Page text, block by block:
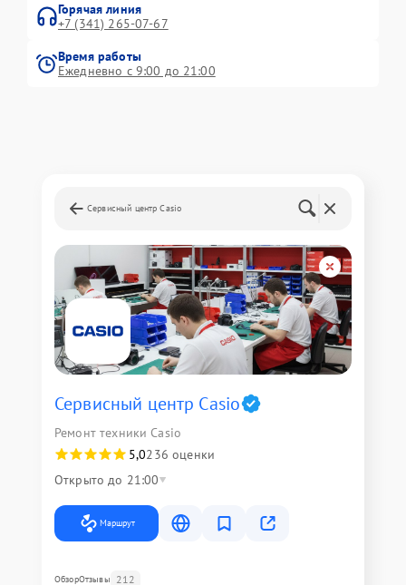
Горячая линия
+7 (341) 265-07-67
Время работы
Ежедневно с 9:00 до 21:00
Сервисный центр Casio
Сервисный центр Casio
Ремонт техники Casio
5,0236 оценки
Открыто до 21:00
Маршрут
ОбзорОтзывы 212